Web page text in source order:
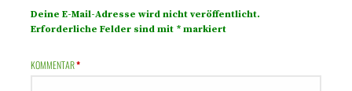
Deine E-Mail-Adresse wird nicht veröffentlicht.
Erforderliche Felder sind mit * markiert
KOMMENTAR*